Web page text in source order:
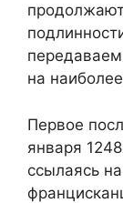
на
Первое
января
ссылаясь